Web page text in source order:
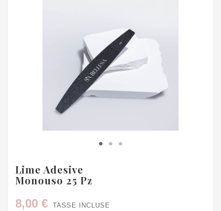
Lime Adesive
Monouso 25 Pz
8,00 €
TASSE INCLUSE